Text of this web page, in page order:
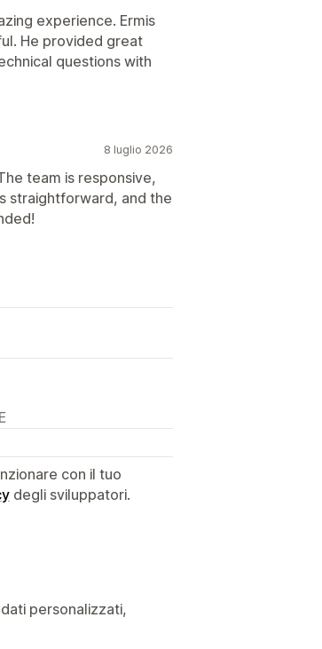
experience. Ermis
He provided great
questions with
8 luglio 2026
team is responsive,
straightforward, and the
con il tuo
degli sviluppatori.
personalizzati,